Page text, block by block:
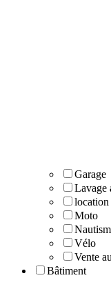
Garage
Lavage
Moto
Vélo
Vente
Bâtiment